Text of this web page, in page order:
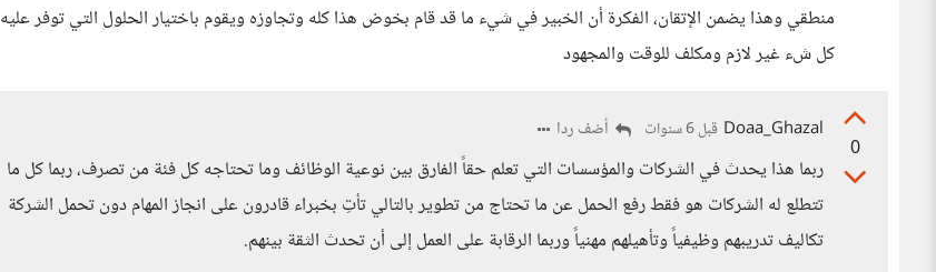
منطقي وهذا يضمن الإتقان، الفكرة أن الخبير في شيء ما قد قام بخوض هذا كله وتجاوزه ويقوم باختيار الحلول التي توفر عليه
كل شء غير لازم ومكلف للوقت والمجهود
0
Doaa_Ghazal قبل 6 سنوات أضف ردا
ربما هذا يحدث في الشركات والمؤسسات التي تعلم حقاً الفارق بين نوعية الوظائف وما تحتاجه كل فئة من تصرف، ربما كل ما
تتطلع له الشركات هو فقط رفع الحمل عن ما تحتاج من تطوير بالتالي تأتِ بخبراء قادرون على انجاز المهام دون تحمل الشركة
تكاليف تدريبهم وظيفياً وتأهيلهم مهنياً وربما الرقابة على العمل إلى أن تحدث الثقة بينهم.